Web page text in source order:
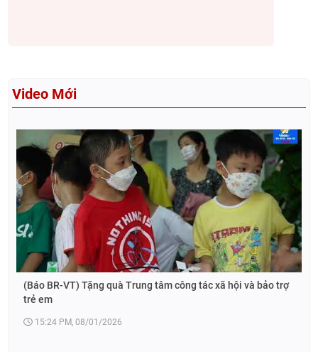
Video Mới
(Báo BR-VT) Tặng quà Trung tâm công tác xã hội và bảo trợ
trẻ em
15:24 PM, 08/01/2026